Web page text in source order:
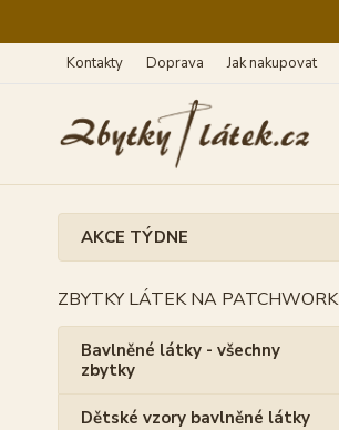
Kontakty Doprava Jak nakupovat
AKCE TÝDNE
ZBYTKY LÁTEK NA PATCHWORK
Bavlněné látky - všechny
zbytky
Dětské vzory bavlněné látky